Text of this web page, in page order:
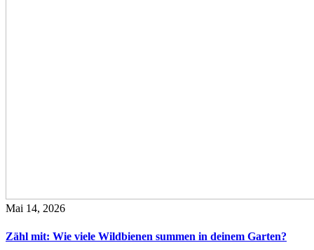
Mai 14, 2026
Zähl mit: Wie viele Wildbienen summen in deinem Garten?